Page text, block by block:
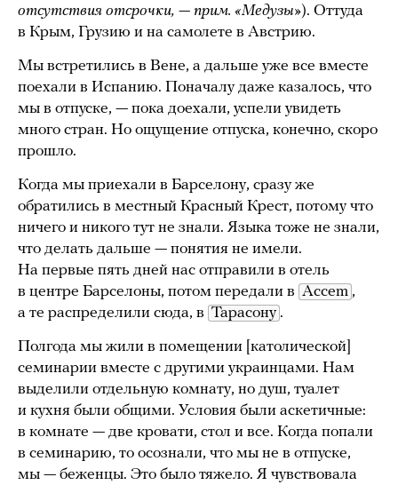
отсутствия отсрочки, — прим. «Медузы»). Оттуда
в Крым, Грузию и на самолете в Австрию.
Мы встретились в Вене, а дальше уже все вместе
поехали в Испанию. Поначалу даже казалось, что
мы в отпуске, — пока доехали, успели увидеть
много стран. Но ощущение отпуска, конечно, скоро
прошло.
Когда мы приехали в Барселону, сразу же
обратились в местный Красный Крест, потому что
ничего и никого тут не знали. Языка тоже не знали,
что делать дальше — понятия не имели.
На первые пять дней нас отправили в отель
в центре Барселоны, потом передали в Accem ,
а те распределили сюда, в Тарасону .
Полгода мы жили в помещении [католической]
семинарии вместе с другими украинцами. Нам
выделили отдельную комнату, но душ, туалет
и кухня были общими. Условия были аскетичные:
в комнате — две кровати, стол и все. Когда попали
в семинарию, то осознали, что мы не в отпуске,
мы — беженцы. Это было тяжело. Я чувствовала